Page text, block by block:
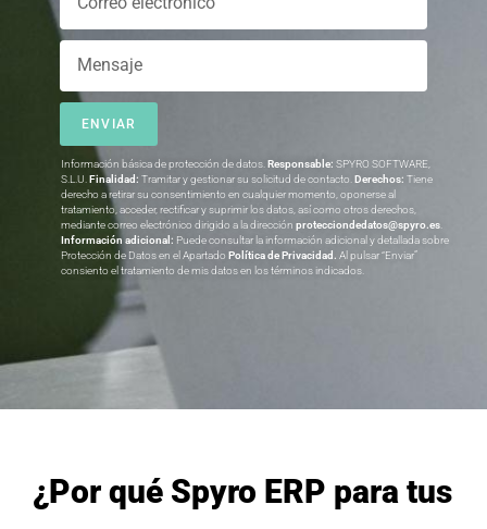
ENVIAR
Información básica de protección de datos. Responsable: SPYRO SOFTWARE,
S.L.U. Finalidad: Tramitar y gestionar su solicitud de contacto. Derechos: Tiene
derecho a retirar su consentimiento en cualquier momento, oponerse al
tratamiento, acceder, rectificar y suprimir los datos, así como otros derechos,
mediante correo electrónico dirigido a la dirección protecciondedatos@spyro.es
Información adicional: Puede consultar la información adicional y detallada sobre
Protección de Datos en el Apartado Política de Privacidad . Al pulsar “Enviar”
consiento el tratamiento de mis datos en los términos indicados.
¿Por qué Spyro ERP para tus